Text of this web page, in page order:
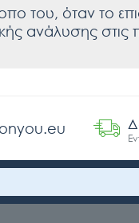
του, όταν το
ανάλυσης στις